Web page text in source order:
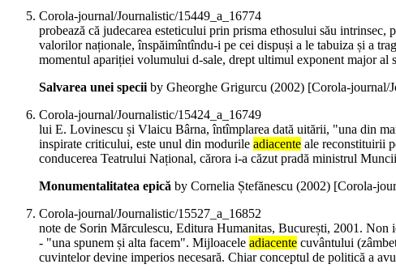
Corola-journal/Journalistic/15449_a_16774
probează că judecarea esteticului prin prisma ethosului său
valorilor naționale, înspăimîntîndu-i pe cei dispuși a le tabuiza și a
momentul apariției volumului d-sale, drept ultimul exponent major al
Salvarea unei speciiby Gheorghe Grigurcu (2002) [Corola-journal/
Corola-journal/Journalistic/15424_a_16749
lui E. Lovinescu și Vlaicu Bârna, întîmplarea dată uitării, "una din
inspirate criticului, este unul din modurile adiacente ale reconstituirii
conducerea Teatrului Național, cărora i-a căzut pradă ministrul
Monumentalitatea epică by Cornelia Ștefănescu (2002) [Corola-
Corola-journal/Journalistic/15527_a_16852
note de Sorin Mărculescu, Editura Humanitas, București, 2001.
- "una spunem și alta facem". Mijloacele adiacente cuvântului
cuvintelor devine imperios necesară. Chiar conceptul de politică a